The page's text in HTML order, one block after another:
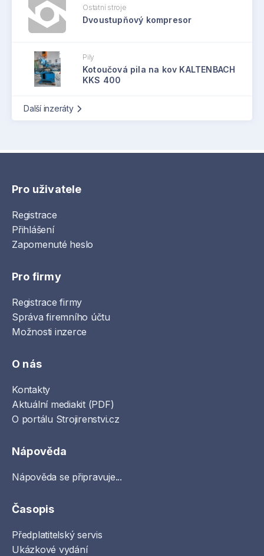
Ostatní stroje
Dvoustupňový kompresor
Pily
Kotoučová pila na kov KALTENBACH
KKS 400
Další inzeráty
Pro uživatele
Registrace
Přihlášení
Zapomenuté heslo
Pro firmy
Registrace firmy
Správa firemního účtu
Možnosti inzerce
O nás
Kontakty
Aktuální mediakit (PDF)
O portálu Strojirenstvi.cz
Nápověda
Nápověda se připravuje...
Časopis
Předplatitelský servis
Ukázkové vydání